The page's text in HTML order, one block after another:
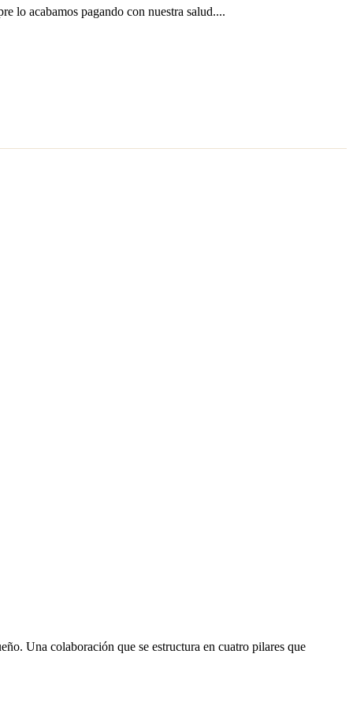
lo acabamos pagando con nuestra salud....
Una colaboración que se estructura en cuatro pilares que